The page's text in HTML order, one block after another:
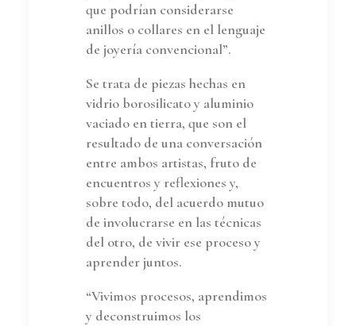
que podrían considerarse
anillos o collares en el lenguaje
de joyería convencional”.
Se trata de piezas hechas en
vidrio borosilicato y aluminio
vaciado en tierra, que son el
resultado de una conversación
entre ambos artistas, fruto de
encuentros y reflexiones y,
sobre todo, del acuerdo mutuo
de involucrarse en las técnicas
del otro, de vivir ese proceso y
aprender juntos.
“Vivimos procesos, aprendimos
y deconstruimos los